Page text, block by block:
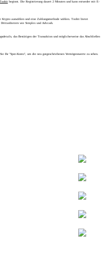
beginnt. Die Registrierung dauert 2 Minuten und kann entweder mit E-
Krypto auswählen und eine Zahlungsmethode wählen. Toobit bietet
wie Simplex und Advcash.
das Bestätigen der Transaktion und möglicherweise das Abschließen
Ihr "Spot-Konto", um die neu gutgeschriebenen Vermögenswerte zu sehen.